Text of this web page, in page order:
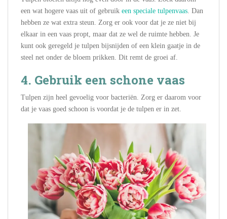
een wat hogere vaas uit of gebruik een speciale tulpenvaas . Dan
hebben ze wat extra steun. Zorg er ook voor dat je ze niet bij
elkaar in een vaas propt, maar dat ze wel de ruimte hebben. Je
kunt ook geregeld je tulpen bijsnijden of een klein gaatje in de
steel net onder de bloem prikken. Dit remt de groei af.
4. Gebruik een schone vaas
Tulpen zijn heel gevoelig voor bacteriën. Zorg er daarom voor
dat je vaas goed schoon is voordat je de tulpen er in zet.